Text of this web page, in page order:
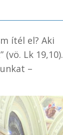
ítél el? Aki
Lk 19,10).
–